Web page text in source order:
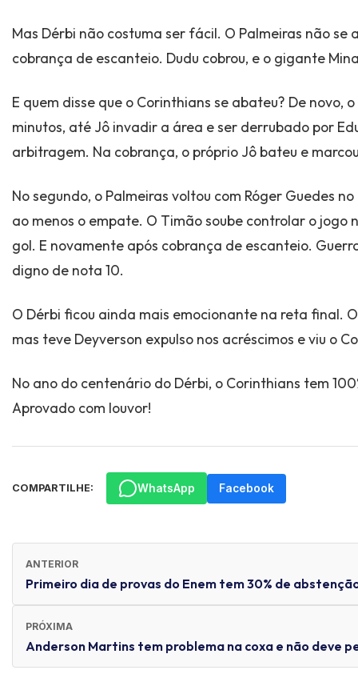
Mas Dérbi não costuma ser fácil. O Palmeiras não
cobrança de escanteio. Dudu cobrou, e o gigante
E quem disse que o Corinthians se abateu? De
minutos, até Jô invadir a área e ser derrubado por
arbitragem. Na cobrança, o próprio Jô bateu e
No segundo, o Palmeiras voltou com Róger Guedes
ao menos o empate. O Timão soube controlar o jogo
gol. E novamente após cobrança de escanteio.
digno de nota 10.
O Dérbi ficou ainda mais emocionante na reta final.
mas teve Deyverson expulso nos acréscimos e viu o
No ano do centenário do Dérbi, o Corinthians tem
Aprovado com louvor!
COMPARTILHE: WhatsApp Facebook
ANTERIOR
Primeiro dia de provas do Enem tem 30% de
PRÓXIMA
Anderson Martins tem problema na coxa e não deve